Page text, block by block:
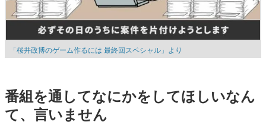
「桜井政博のゲーム作るには 最終回スペシャル」より
番組を通してなにかをしてほしいなん
て、言いません